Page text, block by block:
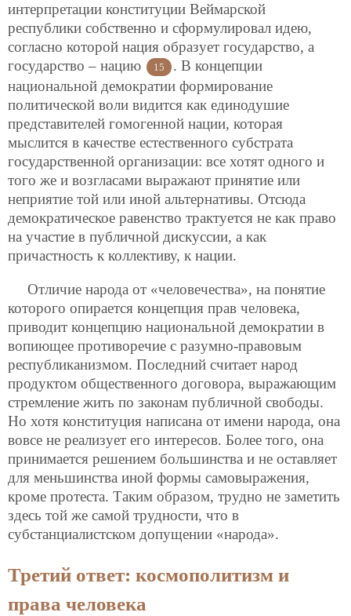
интерпретации конституции Веймарской
республики собственно и сформулировал идею,
согласно которой нация образует государство, а
государство – нацию
15
. В концепции
национальной демократии формирование
политической воли видится как единодушие
представителей гомогенной нации, которая
мыслится в качестве естественного субстрата
государственной организации: все хотят одного и
того же и возгласами выражают принятие или
неприятие той или иной альтернативы. Отсюда
демократическое равенство трактуется не как право
на участие в публичной дискуссии, а как
причастность к коллективу, к нации.
Отличие народа от «человечества», на понятие
которого опирается концепция прав человека,
приводит концепцию национальной демократии в
вопиющее противоречие с разумно-правовым
республиканизмом. Последний считает народ
продуктом общественного договора, выражающим
стремление жить по законам публичной свободы.
Но хотя конституция написана от имени народа, она
вовсе не реализует его интересов. Более того, она
принимается решением большинства и не оставляет
для меньшинства иной формы самовыражения,
кроме протеста. Таким образом, трудно не заметить
здесь той же самой трудности, что в
субстанциалистском допущении «народа».
Третий ответ: космополитизм и
права человека